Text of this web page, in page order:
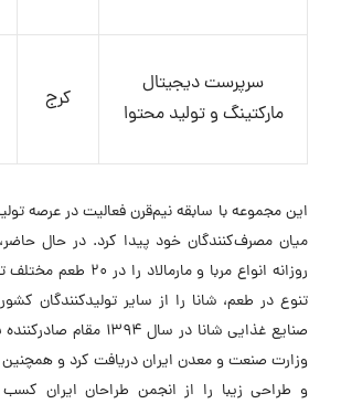
سرپرست دیجیتال
مارکتینگ و تولید محتوا
کرج
این مجموعه با سابقه نیم‌قرن فعالیت در عرصه
میان مصرف‌کنندگان خود پیدا کرد. در حال
روزانه انواع مربا و
تنوع در طعم، شانا را از سایر تولیدکنندگان
صنایع غذایی شانا در سال 1394
وزارت صنعت و معدن ایران دریافت کرد و همچنین
و طراحی زیبا را از انجمن طراحان ایران